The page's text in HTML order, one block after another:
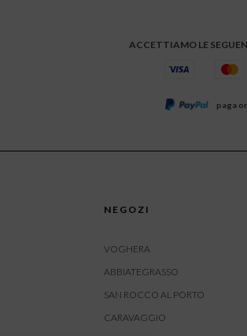
ACCETTIAMO LE
paga
NEGOZI
VOGHERA
ABBIATEGRASSO
SAN ROCCO AL PORTO
CARAVAGGIO